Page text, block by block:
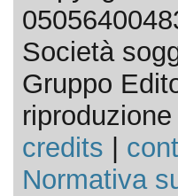
Società
Gruppo
credits
Normativa